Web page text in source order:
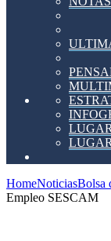
HomeNoticiasBolsa
Empleo SESCAM